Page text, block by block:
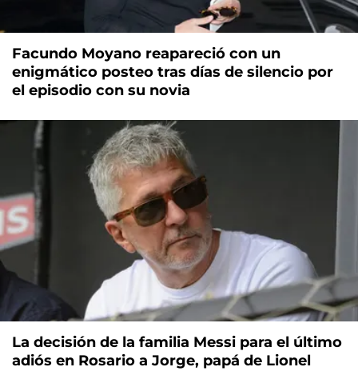
Facundo Moyano reapareció con un
enigmático posteo tras días de silencio por
el episodio con su novia
La decisión de la familia Messi para el último
adiós en Rosario a Jorge, papá de Lionel